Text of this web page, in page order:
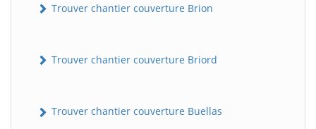
Trouver chantier couverture Brion
Trouver chantier couverture Briord
Trouver chantier couverture Buellas